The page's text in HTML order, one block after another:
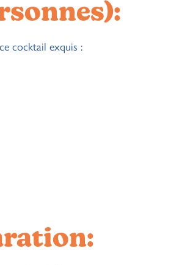
cocktail exquis :